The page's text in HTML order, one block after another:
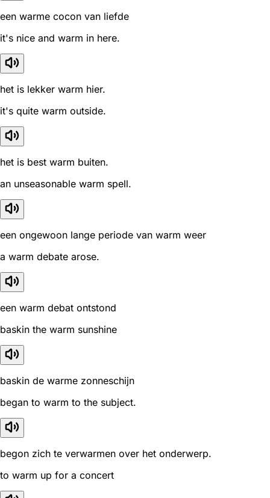
een warme cocon van liefde
it's nice and warm in here.
het is lekker warm hier.
it's quite warm outside.
het is best warm buiten.
an unseasonable warm spell.
een ongewoon lange periode van warm weer
a warm debate arose.
een warm debat ontstond
baskin the warm sunshine
baskin de warme zonneschijn
began to warm to the subject.
begon zich te verwarmen over het onderwerp.
to warm up for a concert